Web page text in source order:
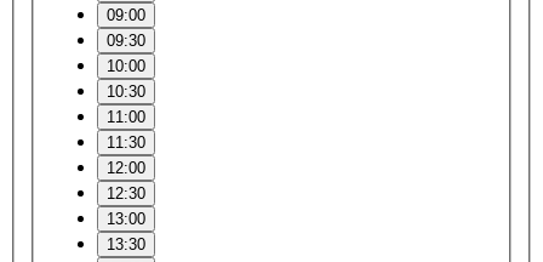
09:00
09:30
10:00
10:30
11:00
11:30
12:00
12:30
13:00
13:30